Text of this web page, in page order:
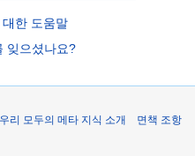
한 도움말
잊으셨나요?
리 모두의 메타 지식 소개 면책 조항